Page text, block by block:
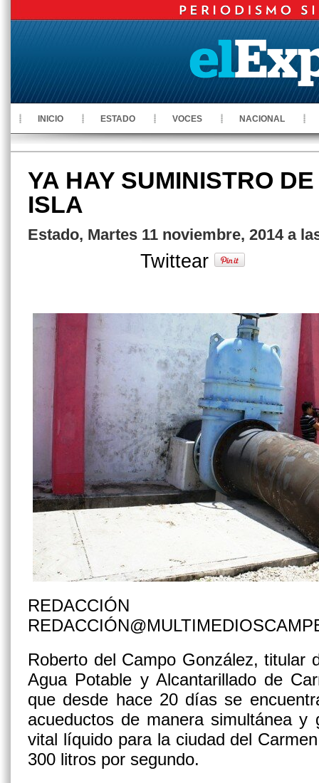
INICIO ESTADO VOCES NACIONAL
YA HAY SUMINISTRO
ISLA
Estado, Martes 11 noviembre, 2014 a
Twittear
REDACCIÓN
Roberto del Campo González, titular
Agua Potable y Alcantarillado de
que desde hace 20 días se
acueductos de manera simultánea y
vital líquido para la ciudad del
300 litros por segundo.